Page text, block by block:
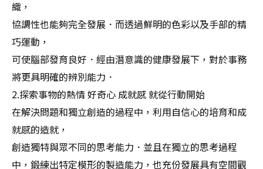
織，
協調性也能夠完全發展．而透過鮮明的色彩以及手部的精
巧運動，
可使腦部發育良好．經由潛意識的健康發展下，對於事務
將更具明確的辨別能力．
2.探索事物的熱情 好奇心 成就感 就從行動開始
在解決問題和獨立創造的過程中，利用自信心的培育和成
就感的造就，
創造獨特與眾不同的思考能力．並且在獨立的思考過程
中，鍛練出特定模形的製造能力，也充份發展具有空間觀